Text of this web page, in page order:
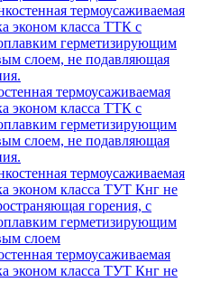
термоусаживаемая
эконом класса ТТК с
герметизирующим
слоем, не подавляющая
термоусаживаемая
эконом класса ТУТ Кнг не